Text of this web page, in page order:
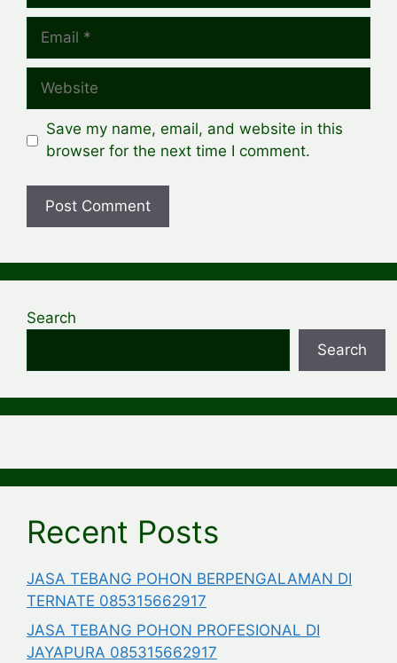
Email
Website
Save my name, email, and website in this
browser for the next time I comment.
Search
Search
Recent Posts
JASA TEBANG POHON BERPENGALAMAN DI
TERNATE 085315662917
JASA TEBANG POHON PROFESIONAL DI
JAYAPURA 085315662917